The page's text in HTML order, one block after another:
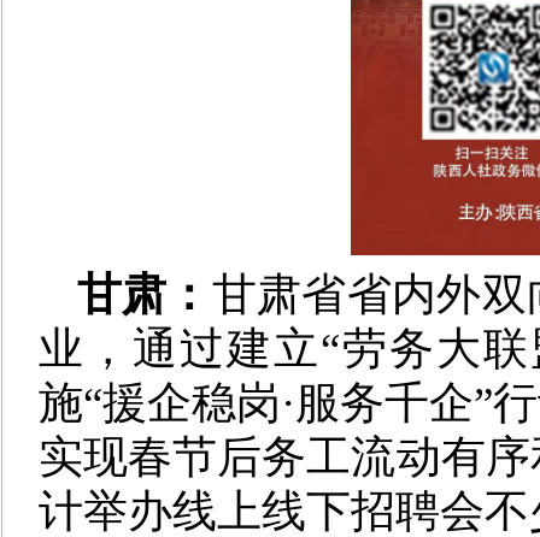
甘肃： 甘肃省省内外
业，通过建立“劳务大
施“援企稳岗·服务千企”
实现春节后务工流动有
计举办线上线下招聘会